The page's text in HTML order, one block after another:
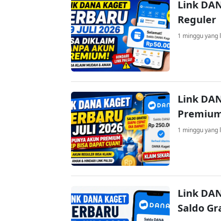
Link
Reguler
1 minggu yang
Link
1 minggu yang
Link
Saldo